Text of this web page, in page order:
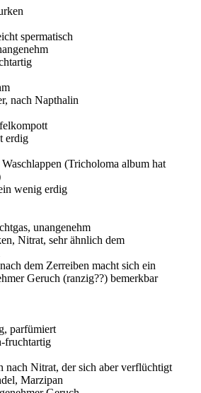
spermatisch
nach Napthalin
erdig
(Tricholoma album hat
wenig erdig
unangenehm
Nitrat, sehr ähnlich dem
dem Zerreiben macht sich ein
Geruch (ranzig??) bemerkbar
parfümiert
fruchtartig
nach Nitrat, der sich aber verflüchtigt
Marzipan